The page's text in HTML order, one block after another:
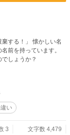
」 懐かしい名
前を持っています。
しょうか？
い
3
文字数 4,479